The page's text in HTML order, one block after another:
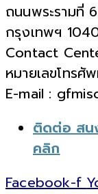
ถนนพระรามที่
กรุงเทพฯ
Contact
หมายเลขโทร
E-mail :
ติดต่อ สน
คลิก
Facebook-f